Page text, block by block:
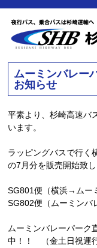
ムーミンバレー
お知らせ
平素より、杉崎高速バ
います。
ラッピングバスで行
の7月分を販売開始致し
SG801便（横浜→ム
SG802便（ムーミン
ムーミンバレーパー
中！！ （金土日祝運